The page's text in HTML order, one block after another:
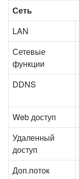
Сеть
LAN
Сетевые
функции
DDNS
Web доступ
Удаленный
доступ
Доп.поток